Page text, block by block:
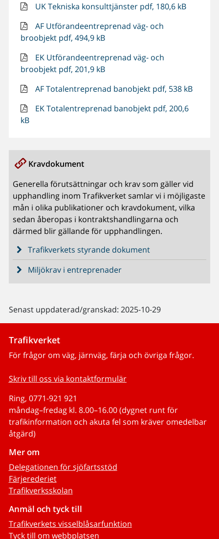
UK Tekniska konsulttjänster pdf, 180,6 kB
AF Utförandeentreprenad väg- och
broobjekt pdf, 494,9 kB
EK Utförandeentreprenad väg- och
broobjekt pdf, 201,9 kB
AF Totalentreprenad banobjekt pdf, 538 kB
EK Totalentreprenad banobjekt pdf, 200,6
kB
Kravdokument
Generella förutsättningar och krav som gäller vid
upphandling inom Trafikverket samlar vi i möjligaste
mån i olika publikationer och kravdokument, vilka
sedan åberopas i kontraktshandlingarna och
därmed blir gällande för upphandlingen.
Trafikverkets styrande dokument
Miljökrav i entreprenader
Senast uppdaterad/granskad: 2025-10-29
Trafikverket
För frågor om väg, järnväg, färja och övriga frågor.
Skriv till oss via kontaktformulär
Ring, 0771-921 921
måndag–fredag kl. 8.00–16.00 (dygnet runt för
trafikinformation och akuta fel som kräver omedelbar
åtgärd)
Mer om
Delegationen för sjöfartsstöd
Färjerederiet
Trafikverksskolan
Anmäl och tyck till
Trafikverkets visselblåsarfunktion
Tyck till om webbplatsen